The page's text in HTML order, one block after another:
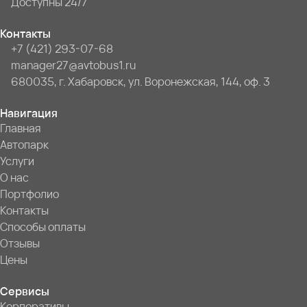
Контакты
+7 (421) 293-07-68
manager27@avtobus1.ru
680035, г. Хабаровск, ул. Воронежская, 144, оф. 3
Навигация
Главная
Автопарк
Услуги
О нас
Портфолио
Контакты
Способы оплаты
Отзывы
Цены
Сервисы